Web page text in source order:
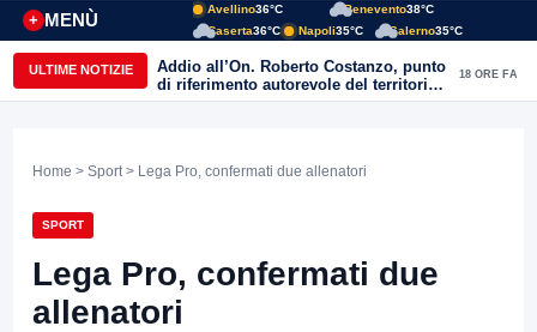
MENÙ
+
Avellino36°C Benevento38°C
Caserta36°C Napoli35°C Salerno35°C
ULTIME NOTIZIE
Addio all’On. Roberto Costanzo, punto
di riferimento autorevole del territorio,
Parente: “alle Acli ha donato amicizia,
18 ORE FA
Home > Sport > Lega Pro, confermati due allenatori
SPORT
Lega Pro, confermati due
allenatori